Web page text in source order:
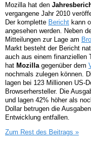
Mozilla hat den
vergangene Jahr 2010
Der komplette Bericht kann
angesehen werden. Neben
Mitteilungen zur Lage am
Markt besteht der Bericht
auch aus einem finanziellen
hat Mozilla gegenüber dem
nochmals zulegen können.
lagen bei 123 Millionen US-
Browserhersteller. Die
und lagen 42% höher als
Dollar betrugen die
Entwicklung entfallen.
Zum Rest des Beitrags »